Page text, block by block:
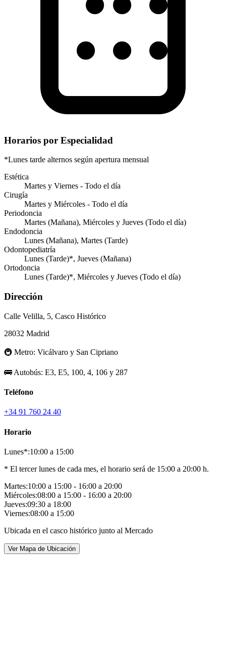
Horarios por Especialidad
*Lunes tarde alternos según apertura mensual
Estética
Martes y Viernes - Todo el día
Cirugía
Martes y Miércoles - Todo el día
Periodoncia
Martes (Mañana), Miércoles y Jueves (Todo el día)
Endodoncia
Lunes (Mañana), Martes (Tarde)
Odontopediatría
Lunes (Tarde)*, Jueves (Mañana)
Ortodoncia
Lunes (Tarde)*, Miércoles y Jueves (Todo el día)
Dirección
Calle Velilla, 5, Casco Histórico
28032 Madrid
🚇 Metro: Vicálvaro y San Cipriano
🚌 Autobús: E3, E5, 100, 4, 106 y 287
Teléfono
+34 91 760 24 40
Horario
Lunes*:10:00 a 15:00
* El tercer lunes de cada mes, el horario será de 15:00 a 20:00 h.
Martes:10:00 a 15:00 - 16:00 a 20:00
Miércoles:08:00 a 15:00 - 16:00 a 20:00
Jueves:09:30 a 18:00
Viernes:08:00 a 15:00
Ubicada en el casco histórico junto al Mercado
Ver Mapa de Ubicación